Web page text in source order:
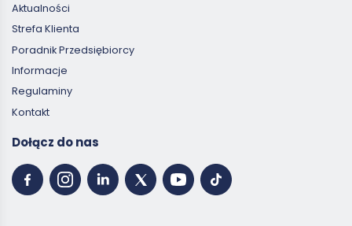
Aktualności
Strefa Klienta
Poradnik Przedsiębiorcy
Informacje
Regulaminy
Kontakt
Dołącz do nas